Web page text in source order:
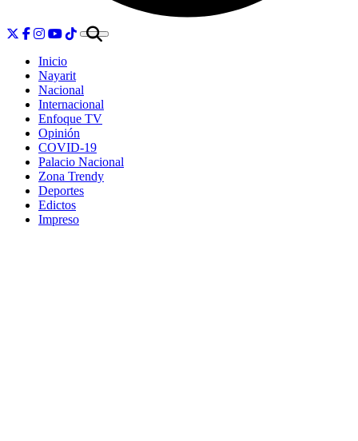
Inicio
Nayarit
Nacional
Internacional
Enfoque TV
Opinión
COVID-19
Palacio Nacional
Zona Trendy
Deportes
Edictos
Impreso